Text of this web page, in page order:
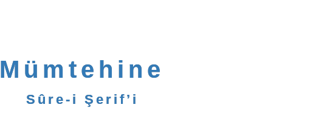
Mümtehine
Sûre-i Şerif’i